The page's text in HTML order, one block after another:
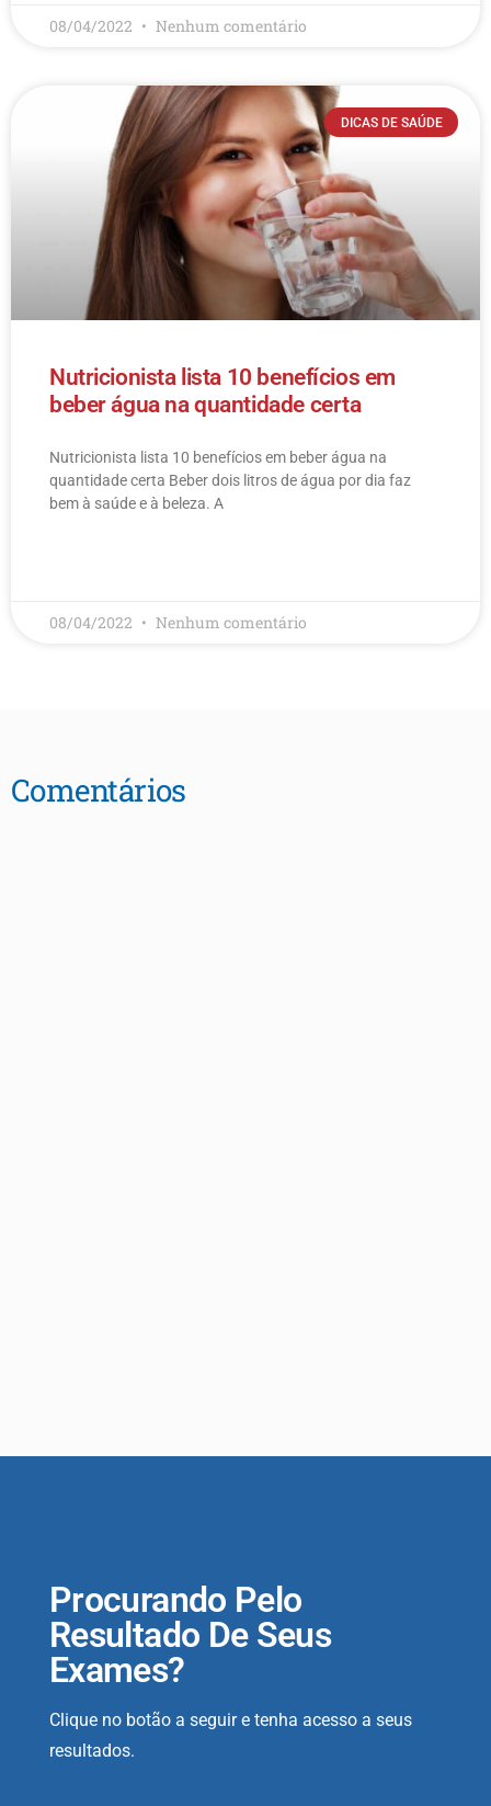
08/04/2022 Nenhum comentário
DICAS DE SAÚDE
Nutricionista lista 10 benefícios em
beber água na quantidade certa
Nutricionista lista 10 benefícios em beber água na
quantidade certa Beber dois litros de água por dia faz
bem à saúde e à beleza. A
08/04/2022 Nenhum comentário
Comentários
Procurando Pelo
Resultado De Seus
Exames?
Clique no botão a seguir e tenha acesso a seus
resultados.